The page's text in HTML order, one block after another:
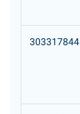
303317844